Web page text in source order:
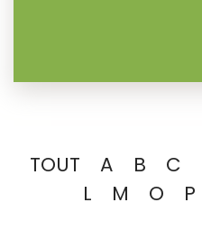
TOUT A B C
L
M O P